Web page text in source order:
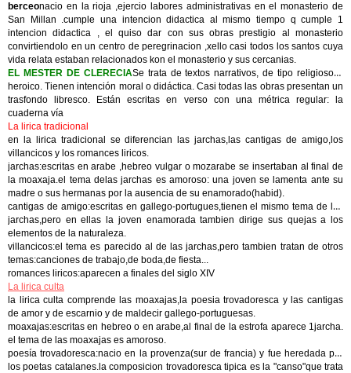
berceonacio en la rioja ,ejercio labores administrativas en el monasterio de
San Millan .cumple una intencion didactica al mismo tiempo q cumple 1
intencion didactica , el quiso dar con sus obras prestigio al monasterio
convirtiendolo en un centro de peregrinacion ,xello casi todos los santos cuya
vida relata estaban relacionados kon el monasterio y sus cercanias.
EL MESTER DE CLERECIASe trata de textos narrativos, de tipo religioso o
heroico. Tienen intención moral o didáctica. Casi todas las obras presentan un
trasfondo libresco. Están escritas en verso con una métrica regular: la
cuaderna vía
La lirica tradicional
en la lirica tradicional se diferencian las jarchas,las cantigas de amigo,los
villancicos y los romances liricos.
jarchas:escritas en arabe ,hebreo vulgar o mozarabe se insertaban al final de
la moaxaja.el tema delas jarchas es amoroso: una joven se lamenta ante su
madre o sus hermanas por la ausencia de su enamorado(habid).
cantigas de amigo:escritas en gallego-portugues,tienen el mismo tema de las
jarchas,pero en ellas la joven enamorada tambien dirige sus quejas a los
elementos de la naturaleza.
villancicos:el tema es parecido al de las jarchas,pero tambien tratan de otros
temas:canciones de trabajo,de boda,de fiesta...
romances liricos:aparecen a finales del siglo XIV
La lirica culta
la lirica culta comprende las moaxajas,la poesia trovadoresca y las cantigas
de amor y de escarnio y de maldecir gallego-portuguesas.
moaxajas:escritas en hebreo o en arabe,al final de la estrofa aparece 1jarcha.
el tema de las moaxajas es amoroso.
poesía trovadoresca:nacio en la provenza(sur de francia) y fue heredada por
los poetas catalanes.la composicion trovadoresca tipica es la "canso"que trata